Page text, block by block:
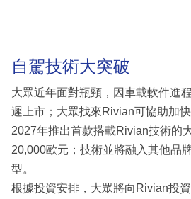
自駕技術大突破
大眾近年面對瓶頸，因車載軟件進
遲上市；大眾找來Rivian可協助加
2027年推出首款搭載Rivian技術的
20,000歐元；技術並將融入其他品
型。
根據投資安排，大眾將向Rivian投